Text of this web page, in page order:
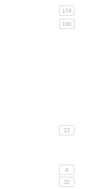
174
100
23
4
32